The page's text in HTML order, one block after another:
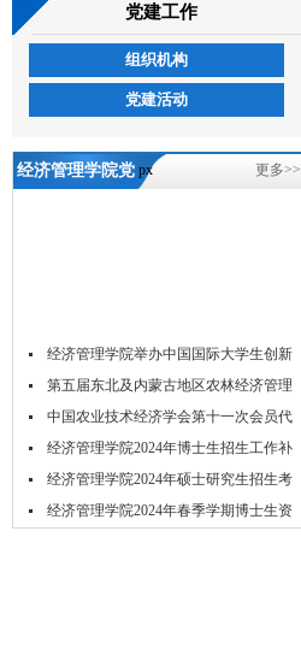
党建工作
组织机构
党建活动
px
经济管理学院党 更多>>
经济管理学院举办中国国际大学生创新
大...
第五届东北及内蒙古地区农林经济管理
学...
中国农业技术经济学会第十一次会员代
表...
经济管理学院2024年博士生招生工作补
充...
经济管理学院2024年硕士研究生招生考
试...
经济管理学院2024年春季学期博士生资